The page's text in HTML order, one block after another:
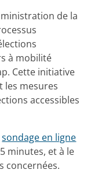
de la
à mobilité
Cette initiative
les mesures
accessibles
sondage en ligne
minutes, et à le
concernées.